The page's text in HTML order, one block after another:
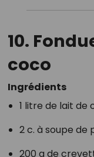
10.
coco
Ingrédients
1 litre de lait de
2 c. à soupe de
200 g de